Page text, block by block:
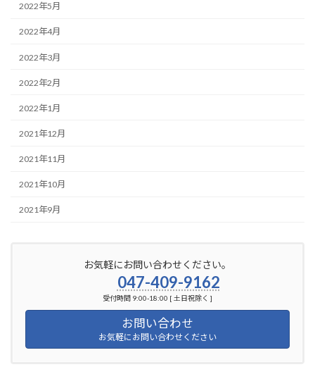
2022年5月
2022年4月
2022年3月
2022年2月
2022年1月
2021年12月
2021年11月
2021年10月
2021年9月
お気軽にお問い合わせください。
047-409-9162
受付時間 9:00-18:00 [ 土日祝除く ]
お問い合わせ
お気軽にお問い合わせください